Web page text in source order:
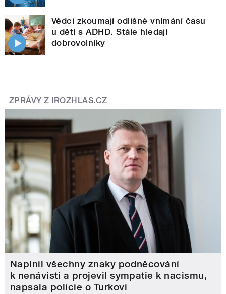
Vědci zkoumají odlišné vnímání času
u dětí s ADHD. Stále hledají
dobrovolníky
ZPRÁVY Z IROZHLAS.CZ
Naplnil všechny znaky podněcování
k nenávisti a projevil sympatie k nacismu,
napsala policie o Turkovi